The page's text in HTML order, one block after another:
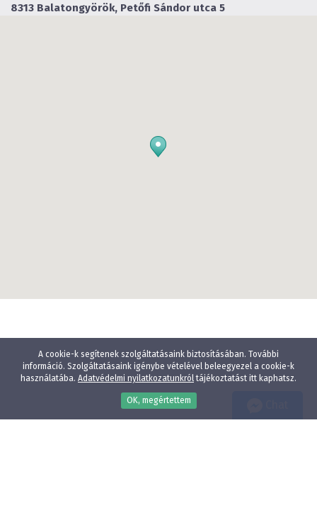
A cookie-k segítenek szolgáltatásaink biztosításában. További
információ. Szolgáltatásaink igénybe vételével beleegyezel a cookie-k
használatába. Adatvédelmi nyilatkozatunkróltájékoztatást itt kaphatsz.
OK, megértettem
8313 Balatongyörök, Petőfi Sándor utca 5